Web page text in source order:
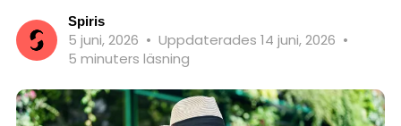
Spiris
5 juni, 2026 • Uppdaterades 14 juni, 2026 •
5 minuters läsning